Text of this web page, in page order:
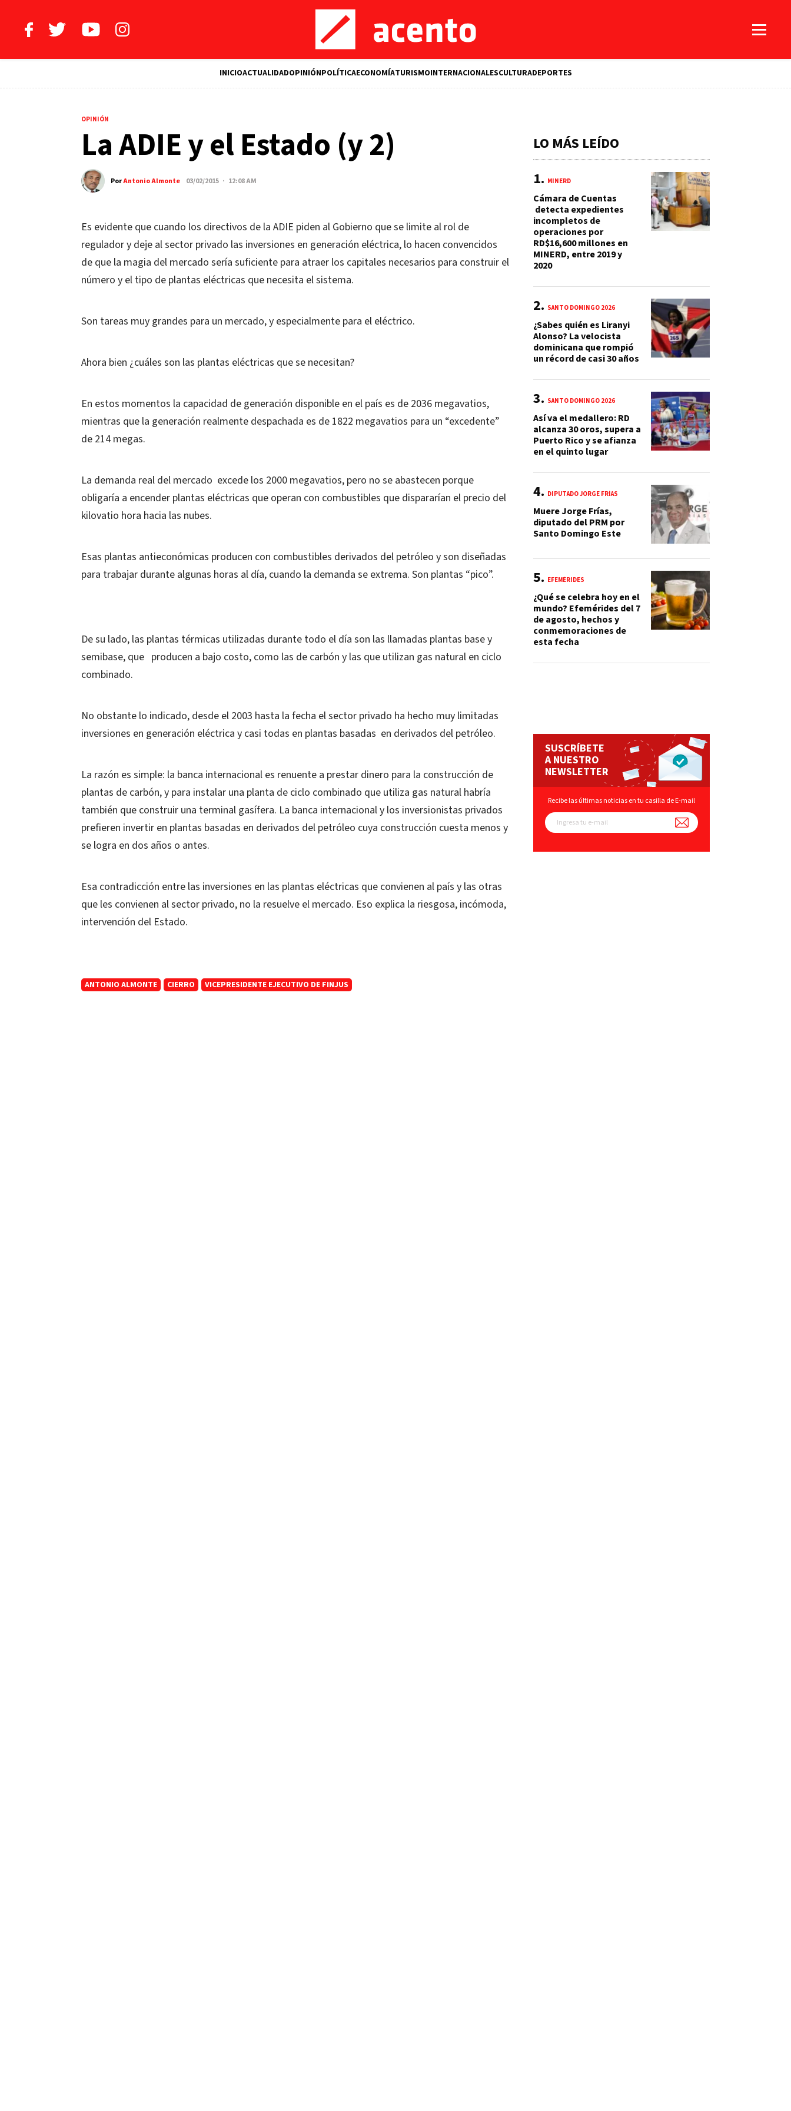
INICIOACTUALIDADOPINIÓNPOLÍTICAECONOMÍATURISMOINTERNACIONALESCULTURADEPORTES
OPINIÓN
La ADIE y el Estado (y 2)
PorAntonio Almonte 03/02/2015 · 12:08 AM
Es evidente que cuando los directivos de la ADIE piden al Gobierno que se limite al rol de
regulador y deje al sector privado las inversiones en generación eléctrica, lo hacen convencidos
de que la magia del mercado sería suficiente para atraer los capitales necesarios para construir el
número y el tipo de plantas eléctricas que necesita el sistema.
Son tareas muy grandes para un mercado, y especialmente para el eléctrico.
Ahora bien ¿cuáles son las plantas eléctricas que se necesitan?
En estos momentos la capacidad de generación disponible en el país es de 2036 megavatios,
mientras que la generación realmente despachada es de 1822 megavatios para un “excedente”
de 214 megas.
La demanda real del mercado excede los 2000 megavatios, pero no se abastecen porque
obligaría a encender plantas eléctricas que operan con combustibles que dispararían el precio del
kilovatio hora hacia las nubes.
Esas plantas antieconómicas producen con combustibles derivados del petróleo y son diseñadas
para trabajar durante algunas horas al día, cuando la demanda se extrema. Son plantas “pico”.
De su lado, las plantas térmicas utilizadas durante todo el día son las llamadas plantas base y
semibase, que producen a bajo costo, como las de carbón y las que utilizan gas natural en ciclo
combinado.
No obstante lo indicado, desde el 2003 hasta la fecha el sector privado ha hecho muy limitadas
inversiones en generación eléctrica y casi todas en plantas basadas en derivados del petróleo.
La razón es simple: la banca internacional es renuente a prestar dinero para la construcción de
plantas de carbón, y para instalar una planta de ciclo combinado que utiliza gas natural habría
también que construir una terminal gasífera. La banca internacional y los inversionistas privados
prefieren invertir en plantas basadas en derivados del petróleo cuya construcción cuesta menos y
se logra en dos años o antes.
Esa contradicción entre las inversiones en las plantas eléctricas que convienen al país y las otras
que les convienen al sector privado, no la resuelve el mercado. Eso explica la riesgosa, incómoda,
intervención del Estado.
ANTONIO ALMONTE CIERRO VICEPRESIDENTE EJECUTIVO DE FINJUS
LO MÁS LEÍDO
MINERD
Cámara de Cuentas
detecta expedientes
incompletos de
operaciones por
RD$16,600 millones en
MINERD, entre 2019 y
2020
SANTO DOMINGO 2026
¿Sabes quién es Liranyi
Alonso? La velocista
dominicana que rompió
un récord de casi 30 años
SANTO DOMINGO 2026
Así va el medallero: RD
alcanza 30 oros, supera a
Puerto Rico y se afianza
en el quinto lugar
DIPUTADO JORGE FRÍAS
Muere Jorge Frías,
diputado del PRM por
Santo Domingo Este
EFEMÉRIDES
¿Qué se celebra hoy en el
mundo? Efemérides del 7
de agosto, hechos y
conmemoraciones de
esta fecha
SUSCRÍBETE
A NUESTRO
NEWSLETTER
Recibe las últimas noticias en tu casilla de E-mail